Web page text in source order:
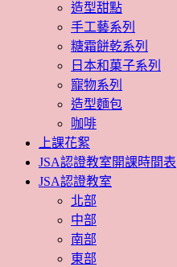
造型甜點
手工藝系列
糖霜餅乾系列
日本和菓子系列
寵物系列
造型麵包
咖啡
上課花絮
JSA認證教室開課時間表
JSA認證教室
北部
中部
南部
東部